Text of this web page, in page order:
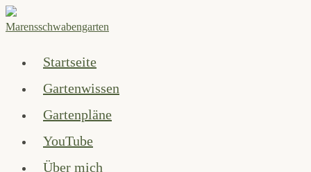
Zum
Inhalt
Startseite
Gartenwissen
Gartenpläne
YouTube
Über mich